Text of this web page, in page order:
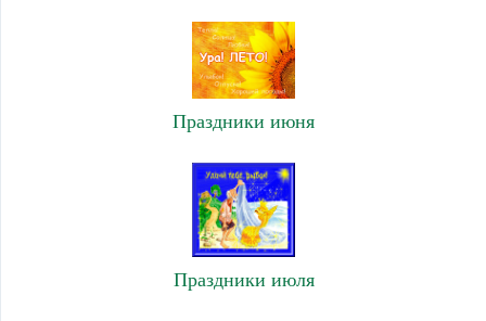
Праздники июня
Праздники июля